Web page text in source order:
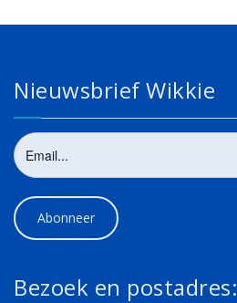
Nieuwsbrief Wikkie
Bezoek en postadres: